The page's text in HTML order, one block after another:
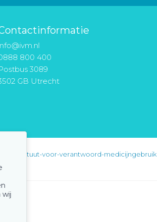
800 400
3089
GB Utrecht
instituut-voor-verantwoord-medicijngebruik
wij